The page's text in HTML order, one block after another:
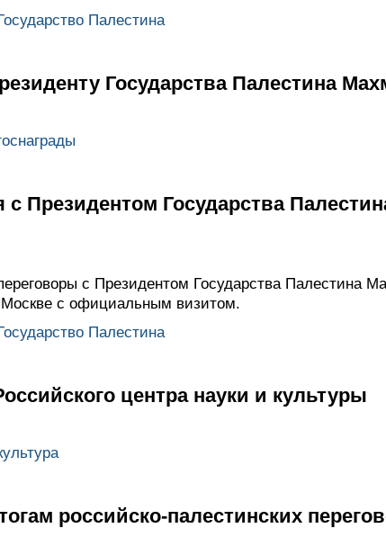
Палестина
Государства Палестина
Президентом Государства
с Президентом Государства Палестина
с официальным визитом.
Палестина
центра науки и культуры
российско-палестинских